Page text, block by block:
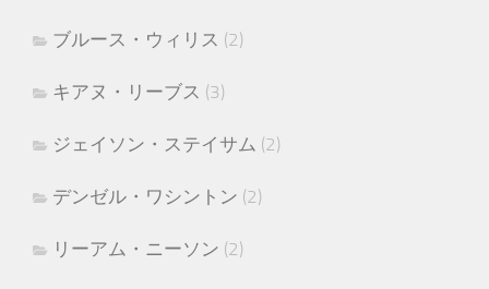
ブルース・ウィリス (2)
キアヌ・リーブス (3)
ジェイソン・ステイサム (2)
デンゼル・ワシントン (2)
リーアム・ニーソン (2)